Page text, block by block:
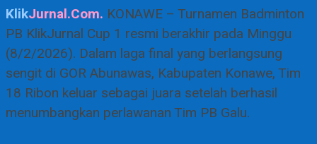
KlikJurnal.Com. KONAWE – Turnamen Badminton
PB KlikJurnal Cup 1 resmi berakhir pada Minggu
(8/2/2026). Dalam laga final yang berlangsung
sengit di GOR Abunawas, Kabupaten Konawe, Tim
18 Ribon keluar sebagai juara setelah berhasil
menumbangkan perlawanan Tim PB Galu.